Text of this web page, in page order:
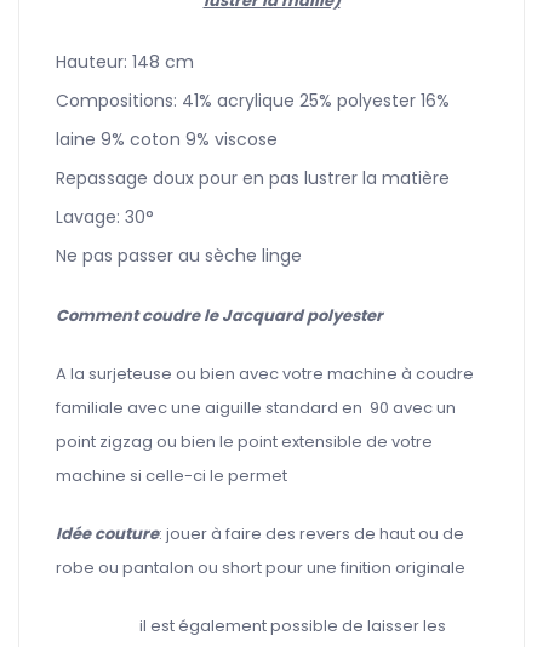
Hauteur: 148 cm
Compositions: 41% acrylique 25% polyester 16%
laine 9% coton 9% viscose
Repassage doux pour en pas lustrer la matière
Lavage: 30°
Ne pas passer au sèche linge
Comment coudre le Jacquard polyester
A la surjeteuse ou bien avec votre machine à coudre
familiale avec une aiguille standard en 90 avec un
point zigzag ou bien le point extensible de votre
machine si celle-ci le permet
Idée couture: jouer à faire des revers de haut ou de
robe ou pantalon ou short pour une finition originale
il est également possible de laisser les